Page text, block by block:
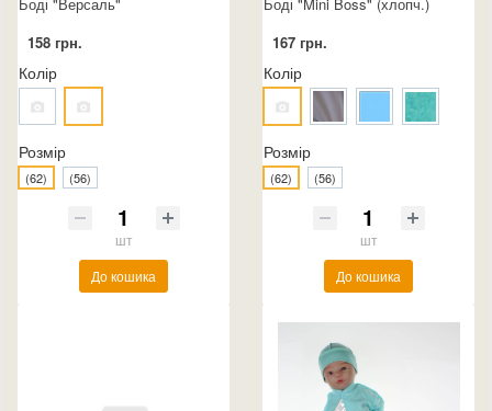
Боді "Версаль"
158 грн.
Колір
Розмір
(62) (56)
шт
До кошика
Боді "Mini Boss" (хлопч.)
167 грн.
Колір
Розмір
(62) (56)
шт
До кошика